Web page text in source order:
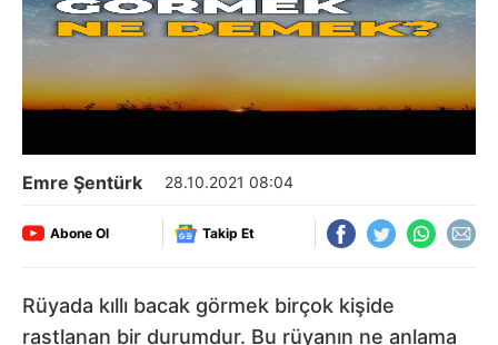
Emre Şentürk 28.10.2021 08:04
Abone Ol Takip Et
Rüyada kıllı bacak görmek birçok kişide
rastlanan bir durumdur. Bu rüyanın ne anlama